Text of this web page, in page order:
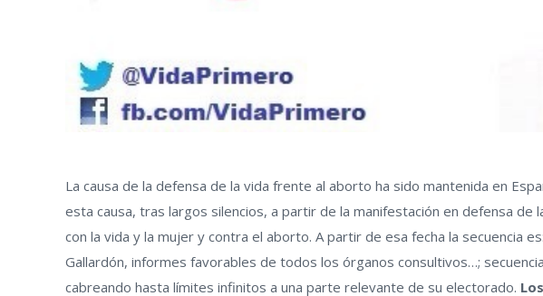
La causa de la defensa de la vida frente al aborto ha sido mantenida en
esta causa, tras largos silencios, a partir de la manifestación en defensa
con la vida y la mujer y contra el aborto. A partir de esa fecha la secuencia
Gallardón, informes favorables de todos los órganos consultivos…;
cabreando hasta límites infinitos a una parte relevante de su electorado.